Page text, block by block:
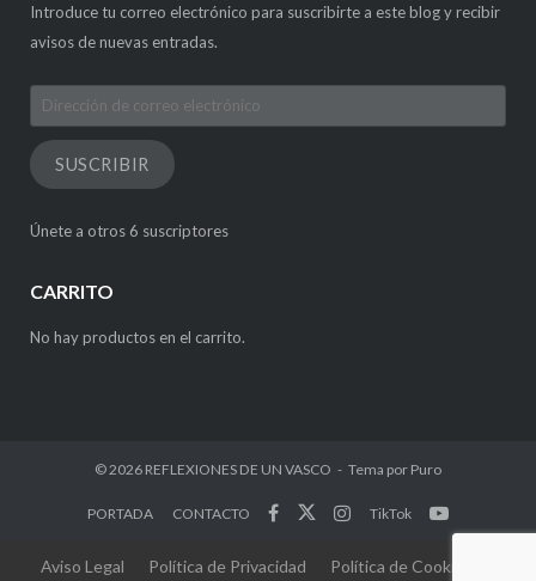
Introduce tu correo electrónico para suscribirte a este blog y recibir
avisos de nuevas entradas.
Dirección
de
correo
electrónico
SUSCRIBIR
Únete a otros 6 suscriptores
CARRITO
No hay productos en el carrito.
© 2026 REFLEXIONES DE UN VASCO Tema por Puro
PORTADA CONTACTO TikTok
Aviso Legal Política de Privacidad Política de Cookies